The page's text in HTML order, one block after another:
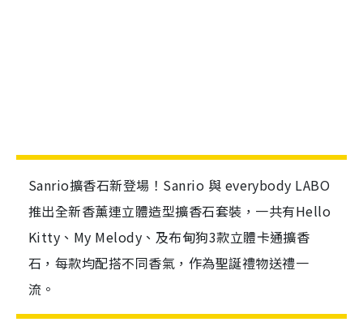
Sanrio擴香石新登場！Sanrio 與 everybody LABO
推出全新香薰連立體造型擴香石套裝，一共有Hello
Kitty、My Melody、及布甸狗3款立體卡通擴香
石，每款均配搭不同香氣，作為聖誕禮物送禮一
流。